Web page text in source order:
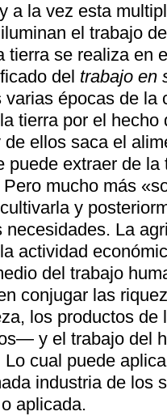
a la vez esta
el trabajo
tierra se realiza en
del trabajo en
épocas de la
tierra por el
ellos saca el
puede extraer de
mucho más
y
necesidades. La
actividad
del trabajo
conjugar las
los productos de
y el trabajo del
cual puede
industria de los
aplicada.